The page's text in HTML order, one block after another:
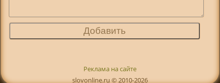
Реклама на сайте
slovonline.ru © 2010-2026